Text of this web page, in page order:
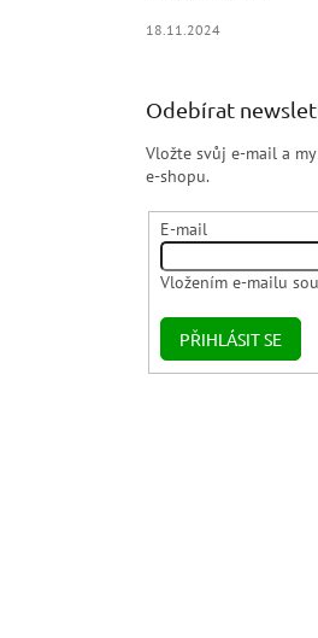
18.11.2024
Odebírat
Vložte svůj e-mail a
e-shopu.
E-mail
Vložením e-mailu
PŘIHLÁSIT SE